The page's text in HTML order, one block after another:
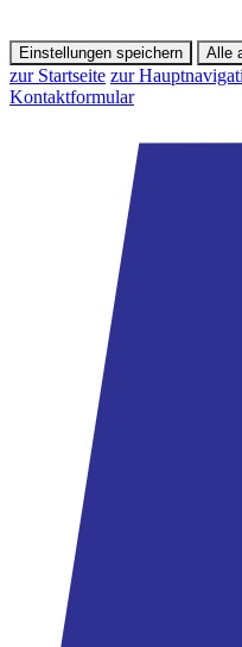
Einstellungen speichern Alle
zur Startseite zur
Kontaktformular